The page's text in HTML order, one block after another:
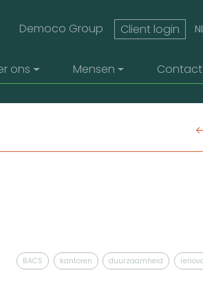
ons Mensen Contact
top menu
Democo Group Client login
BACS kantoren duurzaamheid